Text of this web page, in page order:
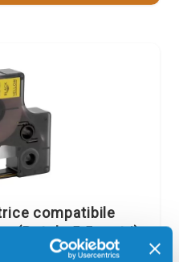
compatibile
(Rotolo 5.5 metri)